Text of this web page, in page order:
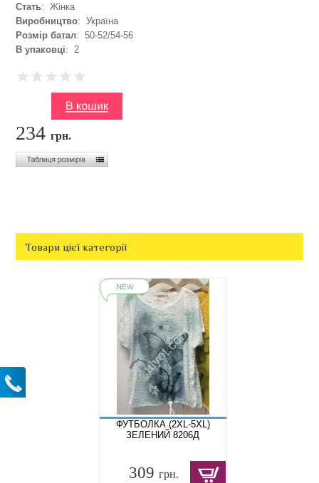
Стать: Жінка
Виробництво: Україна
Розмір батал: 50-52/54-56
В упаковці: 2
234грн.
Товари цієї категорії
ФУТБОЛКА (2XL-5XL)
ЗЕЛЕНИЙ 8206Д
309 грн.